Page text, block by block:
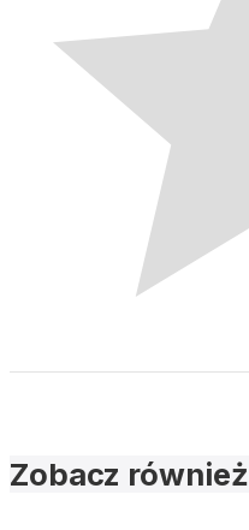
Zobacz również